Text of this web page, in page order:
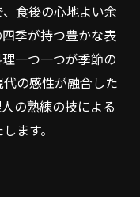
食後の心地よい余
季が持つ豊かな表
一つ一つが季節の
の感性が融合した
の熟練の技による
ます。